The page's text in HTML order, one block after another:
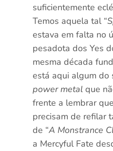
suficientemente
Temos aquela tal “
estava em falta no
pesadota dos Yes
mesma década
está aqui algum do
power metal que
frente a lembrar
precisam de refilar
de “A Monstrance
a Mercyful Fate